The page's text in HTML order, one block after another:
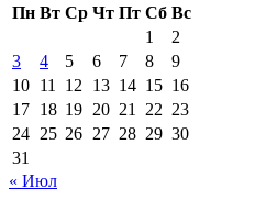
Пн Вт Ср Чт Пт Сб Вс
1
2
3
4 5 6 7 8
9
10 11 12 13 14 15 16
17 18 19 20 21 22 23
24 25 26 27 28 29 30
31
« Июл